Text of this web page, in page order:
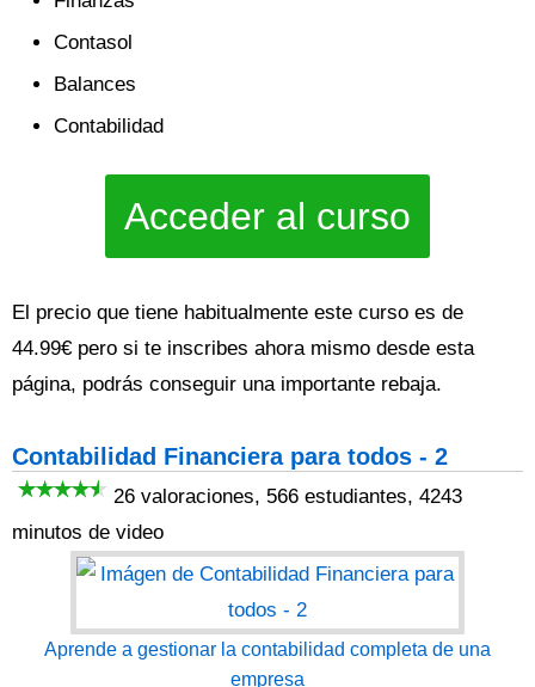
Contasol
Balances
Contabilidad
Acceder al curso
El precio que tiene habitualmente este curso es de
44.99€ pero si te inscribes ahora mismo desde esta
página, podrás conseguir una importante rebaja.
Contabilidad Financiera para todos - 2
26 valoraciones, 566 estudiantes, 4243
minutos de video
Aprende a gestionar la contabilidad completa de una
empresa